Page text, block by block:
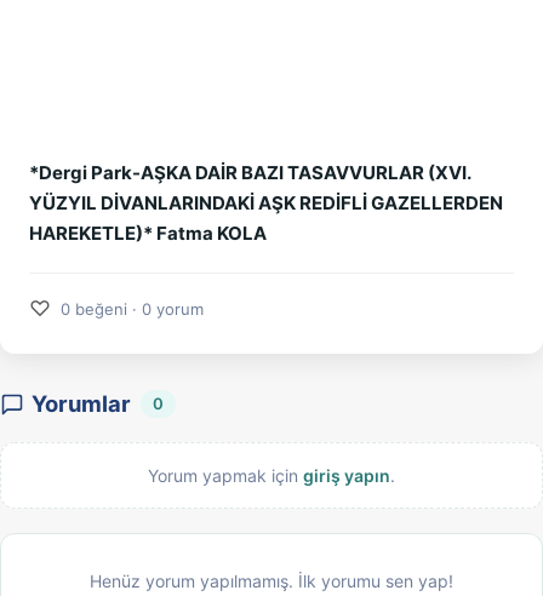
*Dergi Park-AŞKA DAİR BAZI TASAVVURLAR (XVI.
YÜZYIL DİVANLARINDAKİ AŞK REDİFLİ GAZELLERDEN
HAREKETLE)* Fatma KOLA
♡ 0 beğeni · 0 yorum
Yorumlar 0
Yorum yapmak için giriş yapın.
Henüz yorum yapılmamış. İlk yorumu sen yap!